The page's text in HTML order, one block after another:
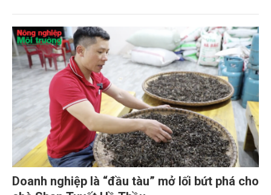
lợi và trải nghiệm văn hóa trà. Muốn nâng tầm giá trị,
trà Thái Nguyên cần đầu tư chế biến sâu, xây dựng
thương hiệu xanh và kể câu chuyện văn hóa bản
địa. Lễ hội Trà quốc tế sẽ là cầu nối để đưa “linh hồn
xanh của Việt Nam” đến với bạn bè năm châu.
Doanh nghiệp là “đầu tàu” mở lối bứt phá cho